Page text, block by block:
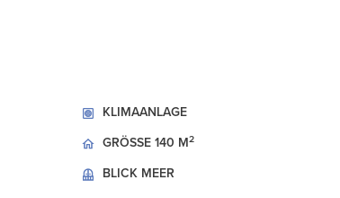
KLIMAANLAGE
GRÖSSE 140 M2
BLICK MEER